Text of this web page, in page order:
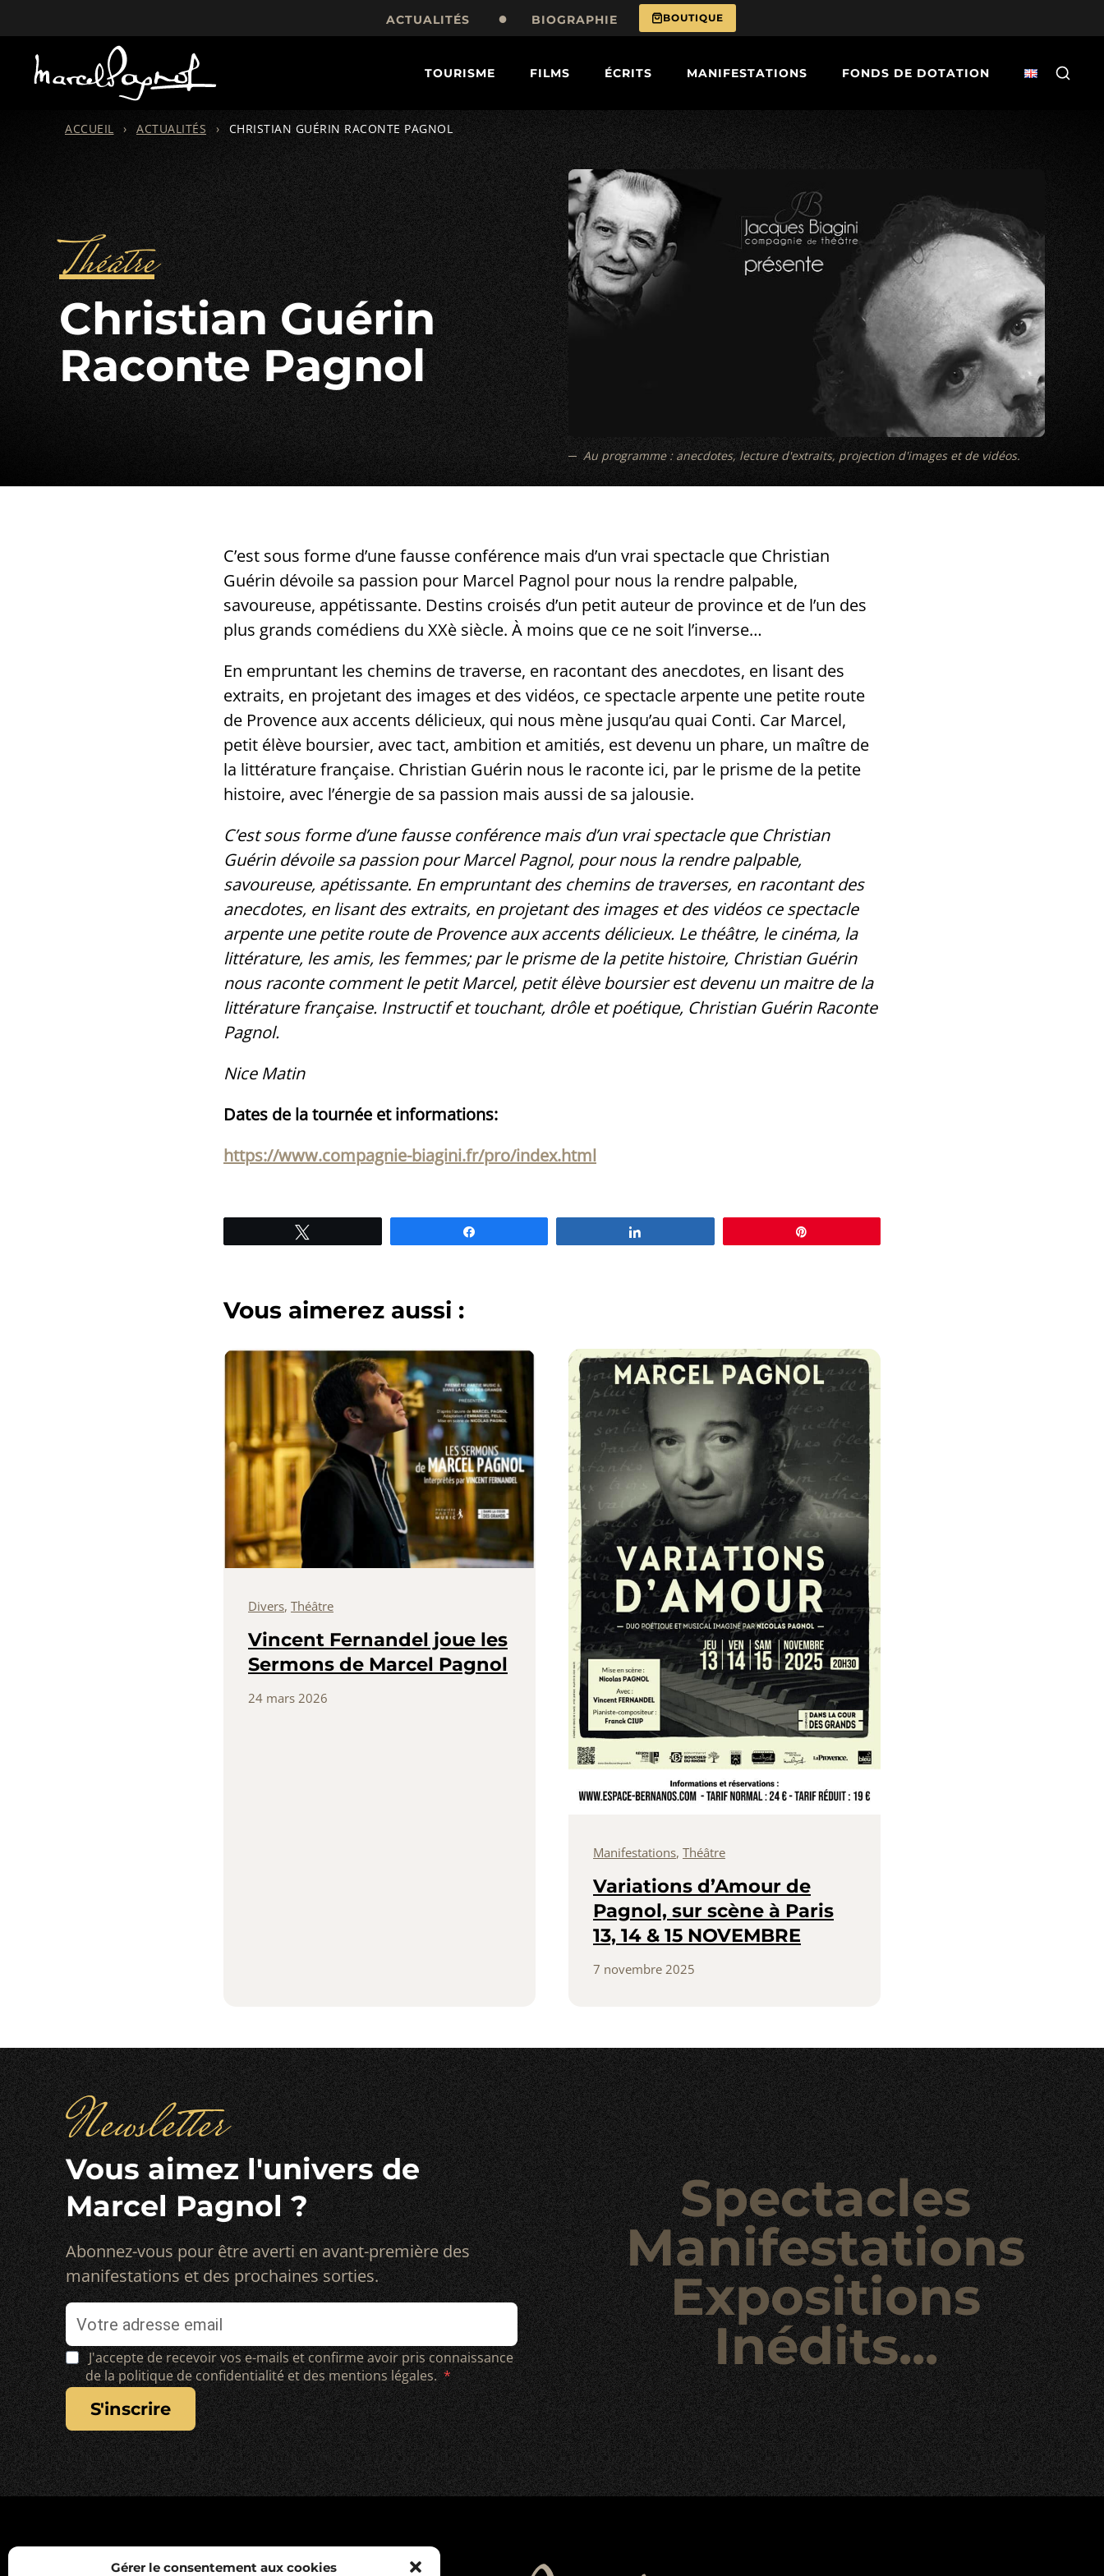
Gérer le consentement aux cookies
ACTUALITÉS BIOGRAPHIE BOUTIQUE
TOURISME FILMS ÉCRITS MANIFESTATIONS FONDS DE DOTATION
ACCUEIL › ACTUALITÉS › CHRISTIAN GUÉRIN RACONTE PAGNOL
Théâtre
Christian Guérin
Raconte Pagnol
Au programme : anecdotes, lecture d'extraits, projection d'images et de vidéos.
C’est sous forme d’une fausse conférence mais d’un vrai spectacle que Christian
Guérin dévoile sa passion pour Marcel Pagnol pour nous la rendre palpable,
savoureuse, appétissante. Destins croisés d’un petit auteur de province et de l’un des
plus grands comédiens du XXè siècle. À moins que ce ne soit l’inverse…
En empruntant les chemins de traverse, en racontant des anecdotes, en lisant des
extraits, en projetant des images et des vidéos, ce spectacle arpente une petite route
de Provence aux accents délicieux, qui nous mène jusqu’au quai Conti. Car Marcel,
petit élève boursier, avec tact, ambition et amitiés, est devenu un phare, un maître de
la littérature française. Christian Guérin nous le raconte ici, par le prisme de la petite
histoire, avec l’énergie de sa passion mais aussi de sa jalousie.
C’est sous forme d’une fausse conférence mais d’un vrai spectacle que Christian
Guérin dévoile sa passion pour Marcel Pagnol, pour nous la rendre palpable,
savoureuse, apétissante. En empruntant des chemins de traverses, en racontant des
anecdotes, en lisant des extraits, en projetant des images et des vidéos ce spectacle
arpente une petite route de Provence aux accents délicieux. Le théâtre, le cinéma, la
littérature, les amis, les femmes; par le prisme de la petite histoire, Christian Guérin
nous raconte comment le petit Marcel, petit élève boursier est devenu un maitre de la
littérature française. Instructif et touchant, drôle et poétique, Christian Guérin Raconte
Pagnol.
Nice Matin
Dates de la tournée et informations:
https://www.compagnie-biagini.fr/pro/index.html
Vous aimerez aussi :
Divers, Théâtre
Vincent Fernandel joue les
Sermons de Marcel Pagnol
24 mars 2026
Manifestations, Théâtre
Variations d’Amour de
Pagnol, sur scène à Paris
13, 14 & 15 NOVEMBRE
7 novembre 2025
Newsletter
Vous aimez l'univers de
Marcel Pagnol ?
Abonnez-vous pour être averti en avant-première des
manifestations et des prochaines sorties.
J'accepte de recevoir vos e-mails et confirme avoir pris connaissance
de la politique de confidentialité et des mentions légales.
s'inscrire
Spectacles
Manifestations
Expositions
Inédits...